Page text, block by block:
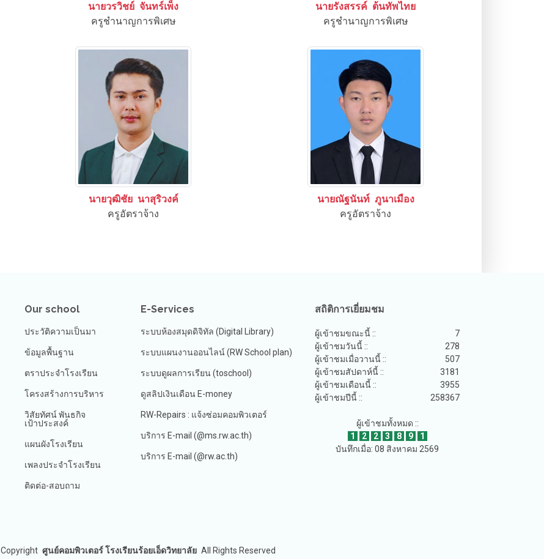
นายวรวิชย์ จันทร์เพ็ง
ครูชำนาญการพิเศษ
นายรังสรรค์ ต้นทัพไทย
ครูชำนาญการพิเศษ
นายวุฒิชัย นาสุริวงค์
ครูอัตราจ้าง
นายณัฐนันท์ ภูนาเมือง
ครูอัตราจ้าง
Our school
ประวัติความเป็นมา
ข้อมูลพื้นฐาน
ตราประจำโรงเรียน
โครงสร้างการบริหาร
วิสัยทัศน์ พันธกิจ
เป้าประสงค์
แผนผังโรงเรียน
เพลงประจำโรงเรียน
ติดต่อ-สอบถาม
E-Services
ระบบห้องสมุดดิจิทัล (Digital Library)
ระบบแผนงานออนไลน์ (RW School plan)
ระบบดูผลการเรียน (toschool)
ดูสลิปเงินเดือน E-money
RW-Repairs : แจ้งซ่อมคอมพิวเตอร์
บริการ E-mail (@ms.rw.ac.th)
บริการ E-mail (@rw.ac.th)
สถิติการเยี่ยมชม
ผู้เข้าชมขณะนี้ ::
7
ผู้เข้าชมวันนี้ ::
278
ผู้เข้าชมเมื่อวานนี้ ::
507
ผู้เข้าชมสัปดาห์นี้ ::
3181
ผู้เข้าชมเดือนนี้ ::
3955
ผู้เข้าชมปีนี้ ::
258367
ผู้เข้าชมทั้งหมด ::
1
2 2 3 8 9
1
บันทึกเมื่อ: 08 สิงหาคม 2569
Copyright ศูนย์คอมพิวเตอร์ โรงเรียนร้อยเอ็ดวิทยาลัย All Rights Reserved